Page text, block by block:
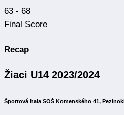
63 - 68
Final Score
Recap
Žiaci U14 2023/2024
Športová hala SOŠ Komenského 41, Pezinok